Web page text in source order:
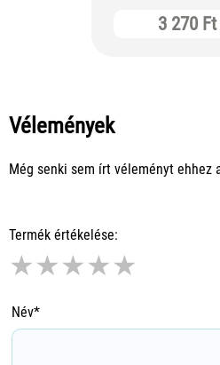
3 270 Ft
Vélemények
Még senki sem írt véleményt ehhez
Termék értékelése:
★★★★★
Név*